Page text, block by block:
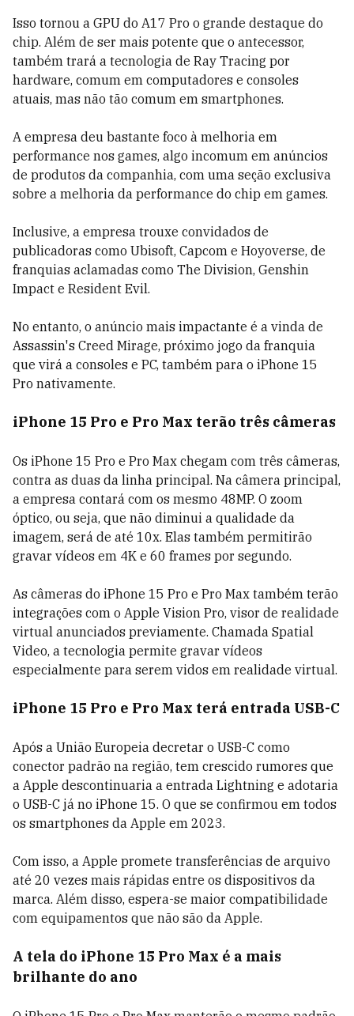
Isso tornou a GPU do A17 Pro o grande destaque do
chip. Além de ser mais potente que o antecessor,
também trará a tecnologia de Ray Tracing por
hardware, comum em computadores e consoles
atuais, mas não tão comum em smartphones.
A empresa deu bastante foco à melhoria em
performance nos games, algo incomum em anúncios
de produtos da companhia, com uma seção exclusiva
sobre a melhoria da performance do chip em games.
Inclusive, a empresa trouxe convidados de
publicadoras como Ubisoft, Capcom e Hoyoverse, de
franquias aclamadas como The Division, Genshin
Impact e Resident Evil.
No entanto, o anúncio mais impactante é a vinda de
Assassin's Creed Mirage, próximo jogo da franquia
que virá a consoles e PC, também para o iPhone 15
Pro nativamente.
iPhone 15 Pro e Pro Max terão três câmeras
Os iPhone 15 Pro e Pro Max chegam com três câmeras,
contra as duas da linha principal. Na câmera principal,
a empresa contará com os mesmo 48MP. O zoom
óptico, ou seja, que não diminui a qualidade da
imagem, será de até 10x. Elas também permitirão
gravar vídeos em 4K e 60 frames por segundo.
As câmeras do iPhone 15 Pro e Pro Max também terão
integrações com o Apple Vision Pro, visor de realidade
virtual anunciados previamente. Chamada Spatial
Video, a tecnologia permite gravar vídeos
especialmente para serem vidos em realidade virtual.
iPhone 15 Pro e Pro Max terá entrada USB-C
Após a União Europeia decretar o USB-C como
conector padrão na região, tem crescido rumores que
a Apple descontinuaria a entrada Lightning e adotaria
o USB-C já no iPhone 15. O que se confirmou em todos
os smartphones da Apple em 2023.
Com isso, a Apple promete transferências de arquivo
até 20 vezes mais rápidas entre os dispositivos da
marca. Além disso, espera-se maior compatibilidade
com equipamentos que não são da Apple.
A tela do iPhone 15 Pro Max é a mais
brilhante do ano